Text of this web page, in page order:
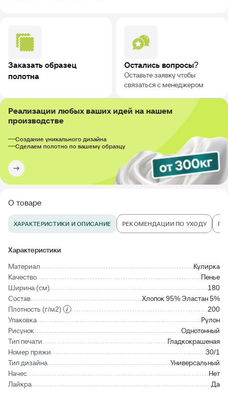
Заказать образец
полотна
Остались вопросы?
Оставьте заявку чтобы
связаться с менеджером
Реализации любых ваших идей на нашем
производстве
Создание уникального дизайна
Сделаем полотно по вашему образцу
О товаре
ХАРАКТЕРИСТИКИ И ОПИСАНИЕ РЕКОМЕНДАЦИИ ПО УХОДУ
Характеристики
Материал
Кулирка
Качество
Пенье
Ширина (см)
180
Состав
Хлопок 95% Эластан 5%
Плотность (г/м2)
200
Упаковка
Рулон
Рисунок
Однотонный
Тип печати
Гладкокрашеная
Номер пряжи
30/1
Тип дизайна
Универсальный
Начес
Нет
Лайкра
Да